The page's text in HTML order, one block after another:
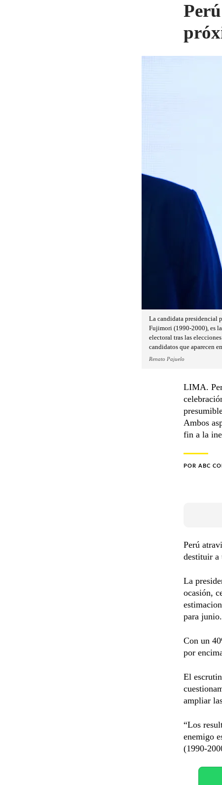
La candidata presidencial
Fujimori (1990-2000), es
electoral tras las
candidatos que aparecen
Renato Pajuelo
LIMA.
Ambos
fin a la
POR ABC
Perú
destituir a
La
ocasión,
para junio.
Con un
por
El
ampliar
“Los
enemigo
(1990-